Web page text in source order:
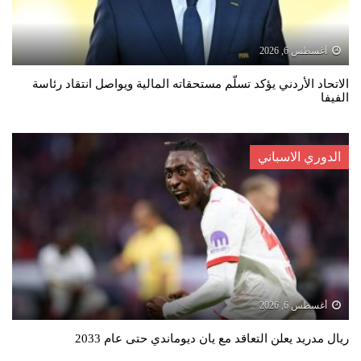
أغسطس 6, 2026
الاتحاد الأردني يؤكد تسلّم مستحقاته المالية ويواصل انتقاد رئاسة
الفيفا
الدوري الاسباني
أغسطس 6, 2026
ريال مدريد يعلن التعاقد مع يان ديوماندي حتى عام 2033